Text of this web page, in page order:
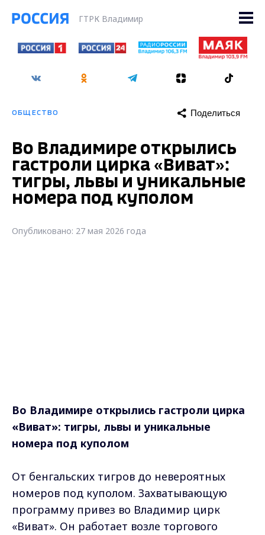
ГТРК Владимир
ОБЩЕСТВО Поделиться
Во Владимире открылись
гастроли цирка «Виват»:
тигры, львы и уникальные
номера под куполом
Опубликовано: 27 мая 2026 года
Во Владимире открылись гастроли цирка
«Виват»: тигры, львы и уникальные
номера под куполом
От бенгальских тигров до невероятных
номеров под куполом. Захватывающую
программу привез во Владимир цирк
«Виват». Он работает возле торгового